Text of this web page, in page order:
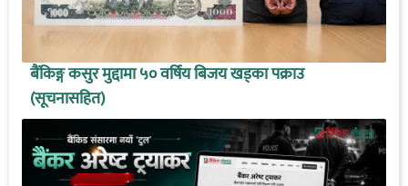
बैंकिङ्ग कसुर मुद्दामा ५० वर्षिय बिजय खड्का पक्राउ
(सूचनासहित)